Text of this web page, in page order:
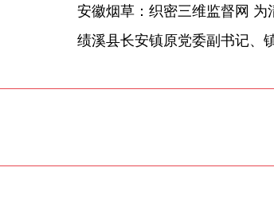
安徽烟草：织密三维监督网 为